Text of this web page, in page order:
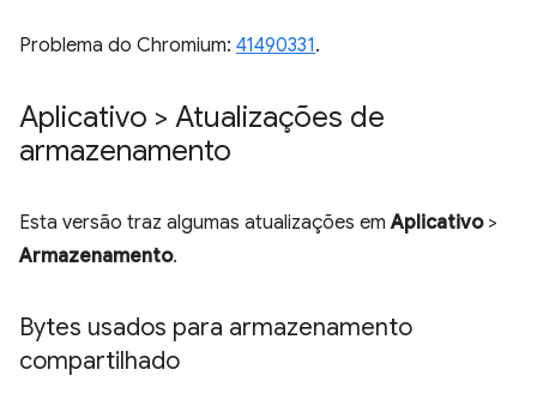
Problema do Chromium: 41490331.
Aplicativo > Atualizações de
armazenamento
Esta versão traz algumas atualizações emAplicativo>
Armazenamento.
Bytes usados para armazenamento
compartilhado